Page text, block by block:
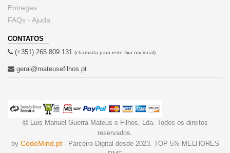
Entregas
FAQs - Ajuda
CONTATOS
(+351) 265 809 131 (chamada para rede fixa nacional)
geral@mateusefilhos.pt
Luis Manuel Guerra Mateus e Filhos, Lda. Todos os direitos
reservados.
by CodeMind.pt- Parceiro Digital desde 2023. TOP 5% MELHORES